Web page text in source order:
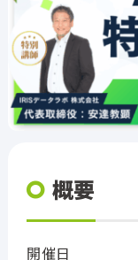
概要
開催日